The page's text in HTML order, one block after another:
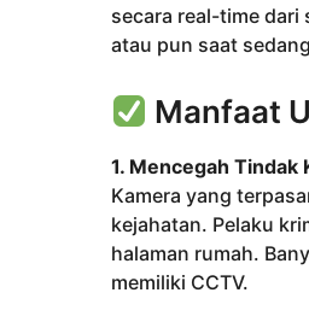
secara real-time
atau pun saat
Manfaat
1. Mencegah Tindak
Kamera yang
kejahatan. Pelaku
halaman rumah.
memiliki CCTV.